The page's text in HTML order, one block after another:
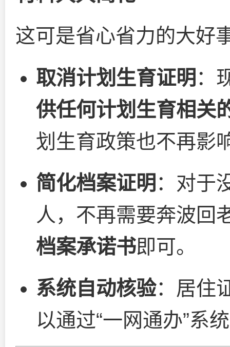
这可是省心省力的大好
取消计划生育证明 ：
供任何计划生育相关
划生育政策也不再影
简化档案证明 ：对于
人，不再需要奔波回
档案承诺书即可。
系统自动核验：居住
以通过“一网通办”系